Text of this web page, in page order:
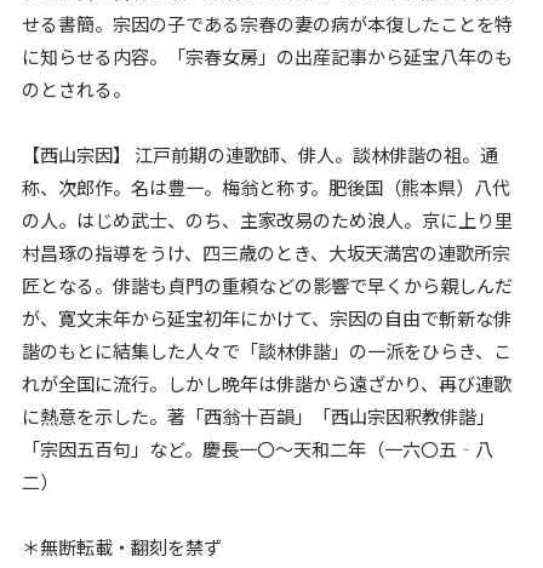
せる書簡。宗因の子である宗春の妻の病が本復したことを特
に知らせる内容。「宗春女房」の出産記事から延宝八年のも
のとされる。
【西山宗因】 江戸前期の連歌師、俳人。談林俳諧の祖。通
称、次郎作。名は豊一。梅翁と称す。肥後国（熊本県）八代
の人。はじめ武士、のち、主家改易のため浪人。京に上り里
村昌琢の指導をうけ、四三歳のとき、大坂天満宮の連歌所宗
匠となる。俳諧も貞門の重頼などの影響で早くから親しんだ
が、寛文末年から延宝初年にかけて、宗因の自由で斬新な俳
諧のもとに結集した人々で「談林俳諧」の一派をひらき、こ
れが全国に流行。しかし晩年は俳諧から遠ざかり、再び連歌
に熱意を示した。著「西翁十百韻」「西山宗因釈教俳諧」
「宗因五百句」など。慶長一〇～天和二年（一六〇五‐八
二）
＊無断転載・翻刻を禁ず